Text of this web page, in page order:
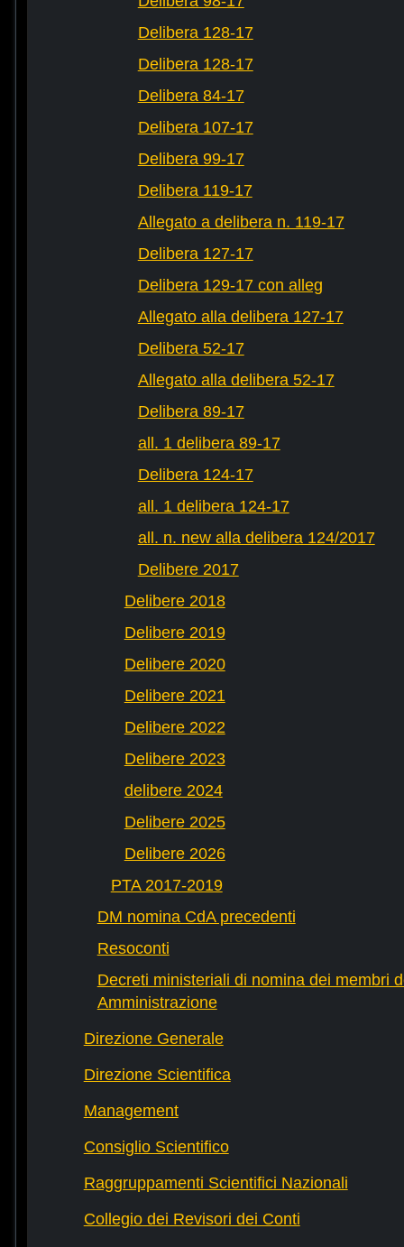
Delibera 128-17
Delibera 128-17
Delibera 84-17
Delibera 107-17
Delibera 99-17
Delibera 119-17
Allegato a delibera n. 119-17
Delibera 127-17
Delibera 129-17 con alleg
Allegato alla delibera 127-17
Delibera 52-17
Allegato alla delibera 52-17
Delibera 89-17
all. 1 delibera 89-17
Delibera 124-17
all. 1 delibera 124-17
all. n. new alla delibera 124/2017
Delibere 2017
Delibere 2018
Delibere 2019
Delibere 2020
Delibere 2021
Delibere 2022
Delibere 2023
delibere 2024
Delibere 2025
Delibere 2026
PTA 2017-2019
DM nomina CdA precedenti
Resoconti
Decreti ministeriali di nomina dei membri
Amministrazione
Direzione Generale
Direzione Scientifica
Management
Consiglio Scientifico
Raggruppamenti Scientifici Nazionali
Collegio dei Revisori dei Conti